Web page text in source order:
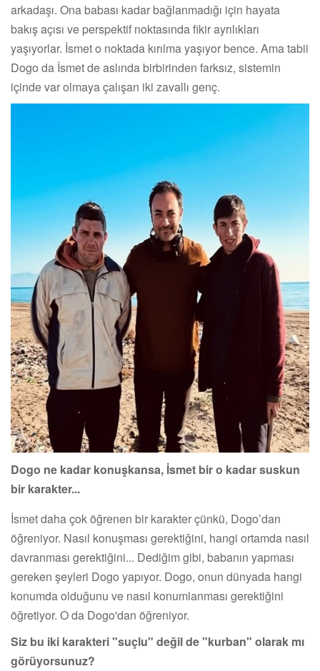
arkadaşı. Ona babası kadar bağlanmadığı için hayata
bakış açısı ve perspektif noktasında fikir ayrılıkları
yaşıyorlar. İsmet o noktada kırılma yaşıyor bence. Ama tabii
Dogo da İsmet de aslında birbirinden farksız, sistemin
içinde var olmaya çalışan iki zavallı genç.
Dogo ne kadar konuşkansa, İsmet bir o kadar suskun
bir karakter...
İsmet daha çok öğrenen bir karakter çünkü, Dogo’dan
öğreniyor. Nasıl konuşması gerektiğini, hangi ortamda nasıl
davranması gerektiğini... Dediğim gibi, babanın yapması
gereken şeyleri Dogo yapıyor. Dogo, onun dünyada hangi
konumda olduğunu ve nasıl konumlanması gerektiğini
öğretiyor. O da Dogo'dan öğreniyor.
Siz bu iki karakteri "suçlu" değil de "kurban" olarak mı
görüyorsunuz?